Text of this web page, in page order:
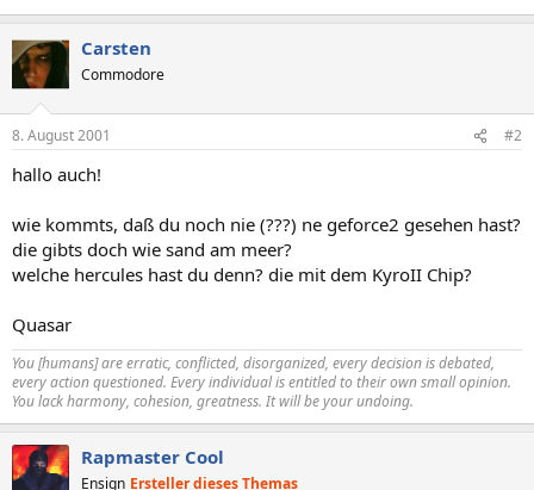
Carsten
Commodore
8. August 2001 #2
hallo auch!
wie kommts, daß du noch nie (???) ne geforce2 gesehen hast?
die gibts doch wie sand am meer?
welche hercules hast du denn? die mit dem KyroII Chip?
Quasar
You [humans] are erratic, conflicted, disorganized, every decision is debated,
every action questioned. Every individual is entitled to their own small opinion.
You lack harmony, cohesion, greatness. It will be your undoing.
Rapmaster Cool
Ensign Ersteller dieses Themas